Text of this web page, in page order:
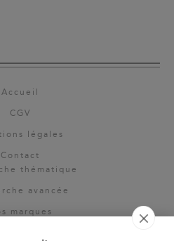
Accueil
CGV
légales
Contact
thématique
avancée
marques